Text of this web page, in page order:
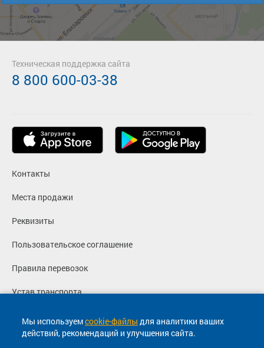
Мы используемcookie-файлы для аналитики ваших
действий, рекомендаций и улучшения сайта.
Контакты
Места продажи
Реквизиты
Пользовательское соглашение
Правила перевозок
Устав транспорта
Политика конфиденциальности
Согласие на маркетинговые сообщения
Техническая поддержка сайта
8 800 600-03-38